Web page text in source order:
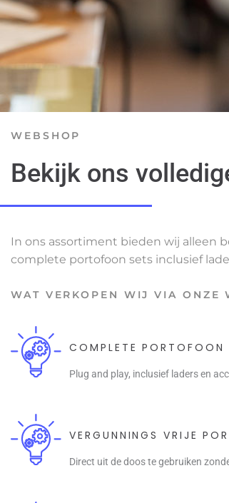
WEBSHOP
Bekijk ons
In ons assortiment bieden wij alleen
complete portofoon sets inclusief
WAT VERKOPEN WIJ VIA ONZE
COMPLETE PORTOFOON
Plug and play, inclusief laders en
VERGUNNINGS VRIJE
Direct uit de doos te gebruiken